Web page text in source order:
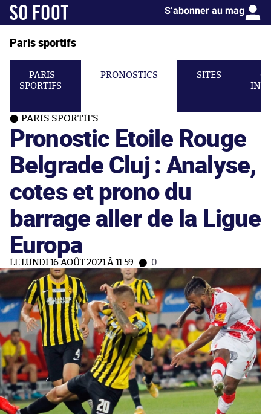
S’abonner au mag
Paris sportifs
PARIS
SPORTIFS
PRONOSTICS SITES
PARIS SPORTIFS
Pronostic Etoile Rouge
Belgrade Cluj : Analyse,
cotes et prono du
barrage aller de la Ligue
Europa
LE LUNDI 16 AOÛT 2021 À 11:59 0